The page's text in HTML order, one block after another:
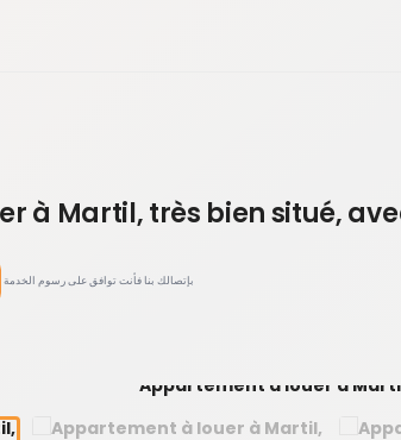
à Martil, très bien situé,
بإتصالك بنا فأنت توافق على رسوم الخدمة